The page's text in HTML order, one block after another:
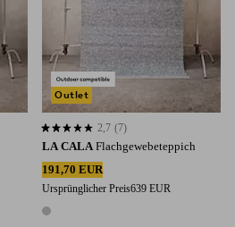
LA CALA Flachgewebeteppich
191,70 EUR
Ursprünglicher Preis639 EUR
1 Farbe
2,7 basierend auf 7 Bewertungen
2,7 (7)
Outlet